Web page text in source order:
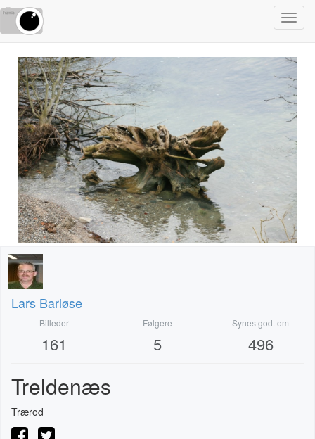
Lars Barløse
Billeder
161
Følgere
5
Synes godt om
496
Treldenæs
Trærod